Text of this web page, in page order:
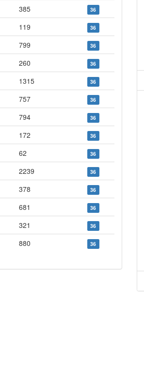
385 36
119 36
799 36
260 36
1315 36
757 36
794 36
172 36
62 36
2239 36
378 36
681 36
321 36
880 36